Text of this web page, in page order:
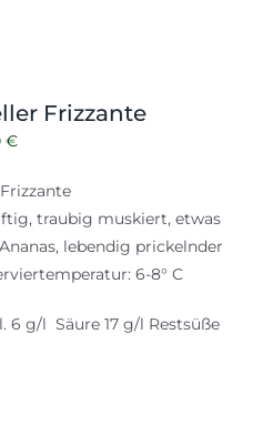
Frizzante
€
€Aktueller
ist:
12,50 €.
traubig muskiert, etwas
lebendig prickelnder
6-8° C
6 g/l Säure 17 g/l Restsüße